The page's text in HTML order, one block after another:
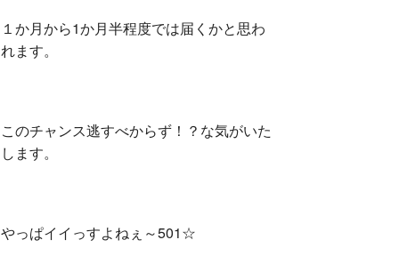
１か月から1か月半程度では届くかと思わ
れます。
このチャンス逃すべからず！？な気がいた
します。
やっぱイイっすよねぇ～501☆